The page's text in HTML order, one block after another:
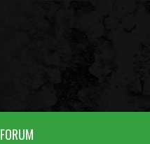
FORUM